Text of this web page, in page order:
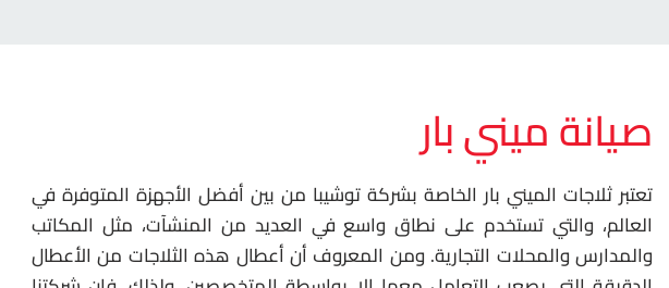
صيانة ميني بار
تعتبر ثلاجات الميني بار الخاصة بشركة توشيبا من بين أفضل الأجهزة المتوفرة في
العالم، والتي تستخدم على نطاق واسع في العديد من المنشآت، مثل المكاتب
والمدارس والمحلات التجارية. ومن المعروف أن أعطال هذه الثلاجات من الأعطال